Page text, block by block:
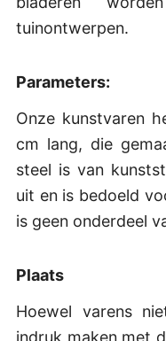
tuinontwerpen.
Parameters:
Onze kunstvaren
cm lang, die
steel is van
uit en is bedoeld
is geen onderdeel
Plaats
Hoewel varens
indruk maken met